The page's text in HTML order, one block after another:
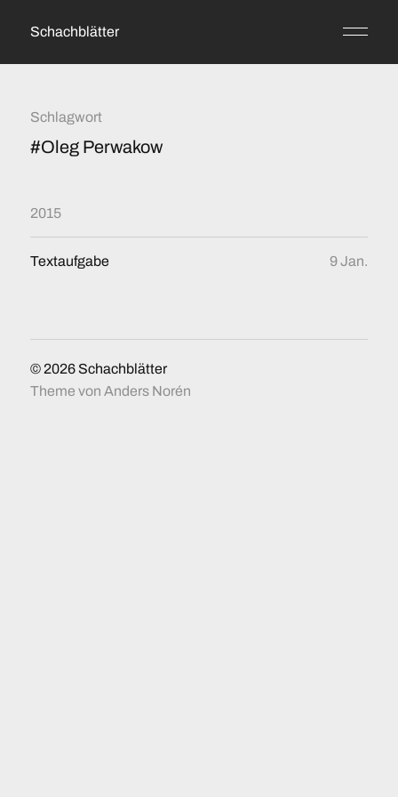
Schachblätter
Schlagwort
#Oleg Perwakow
2015
Textaufgabe 9 Jan.
© 2026 Schachblätter
Theme von Anders Norén